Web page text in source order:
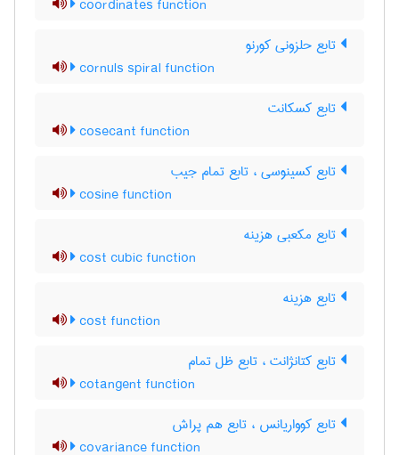
coordinates function
تابع حلزونی کورنو
cornuls spiral function
تابع کسکانت
cosecant function
تابع کسینوسی ، تابع تمام جیب
cosine function
تابع مکعبی هزینه
cost cubic function
تابع هزینه
cost function
تابع کتانژانت ، تابع ظل تمام
cotangent function
تابع کوواریانس ، تابع هم پراش
covariance function